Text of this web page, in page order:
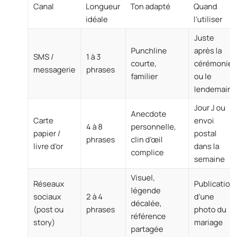
Canal
Longueur
idéale
Ton adapté
Quand
l’utiliser
SMS /
messagerie
1 à 3
phrases
Punchline
courte,
familier
Juste
après la
ou le
Carte
papier /
livre d’or
4 à 8
phrases
Anecdote
personnelle,
clin d’œil
complice
Jour J ou
envoi
postal
dans la
semaine
Réseaux
sociaux
(post ou
story)
2 à 4
phrases
Visuel,
légende
décalée,
référence
partagée
d’une
photo du
mariage